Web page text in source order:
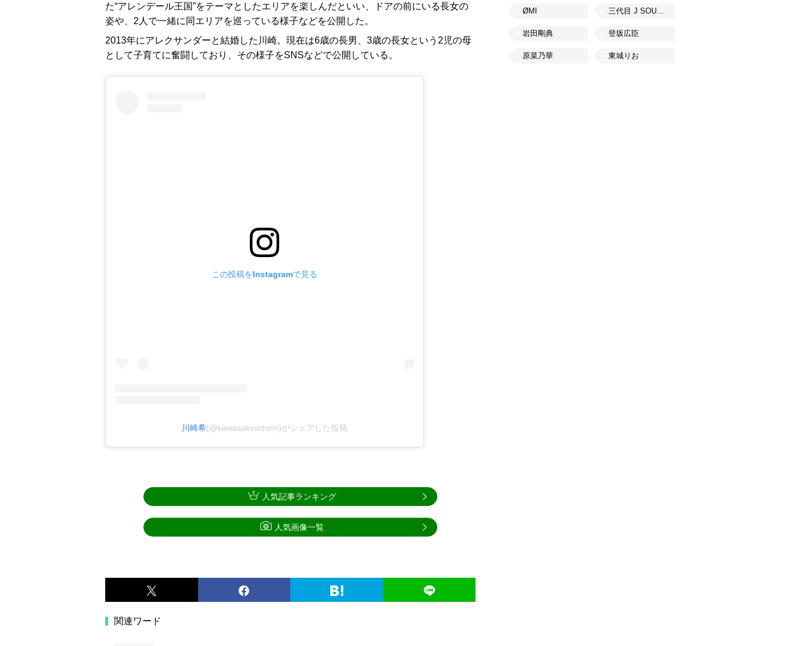
た“アレンデール王国”をテーマとしたエリアを楽しんだといい、ドアの前にいる長女の
姿や、2人で一緒に同エリアを巡っている様子などを公開した。
2013年にアレクサンダーと結婚した川崎。現在は6歳の長男、3歳の長女という2児の母
として子育てに奮闘しており、その様子をSNSなどで公開している。
この投稿をInstagramで見る
川崎希(@kawasakinozomi)がシェアした投稿
関連ワード
人気記事ランキング
人気画像一覧
ØMI 三代目 J SOUL BROTHERS from EXILE TRIBE
岩田剛典 登坂広臣
原菜乃華 東城りお